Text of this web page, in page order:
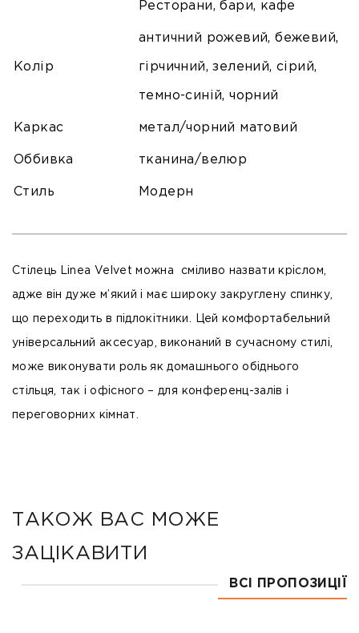
Ресторани, бари, кафе
Колір
античний рожевий, бежевий,
гірчичний, зелений, сірий,
темно-синій, чорний
Каркас метал/чорний матовий
Оббивка тканина/велюр
Стиль Модерн
Стілець Linea Velvet можна сміливо назвати кріслом,
адже він дуже м’який і має широку закруглену спинку,
що переходить в підлокітники. Цей комфортабельний
універсальний аксесуар, виконаний в сучасному стилі,
може виконувати роль як домашнього обіднього
стільця, так і офісного – для конференц-залів і
переговорних кімнат.
ТАКОЖ ВАС МОЖЕ
ЗАЦІКАВИТИ
ВСІ ПРОПОЗИЦІЇ